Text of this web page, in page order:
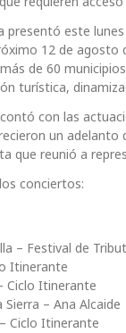
presentó este
12 de
de 60
turística,
con las
un
que reunió a
conciertos:
– Festival de
Itinerante
Ciclo Itinerante
Sierra – Ana Alcaide
Ciclo Itinerante